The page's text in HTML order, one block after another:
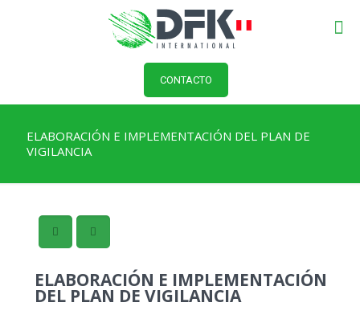
CONTACTO
ELABORACIÓN E IMPLEMENTACIÓN DEL PLAN DE
VIGILANCIA
ELABORACIÓN E IMPLEMENTACIÓN
DEL PLAN DE VIGILANCIA